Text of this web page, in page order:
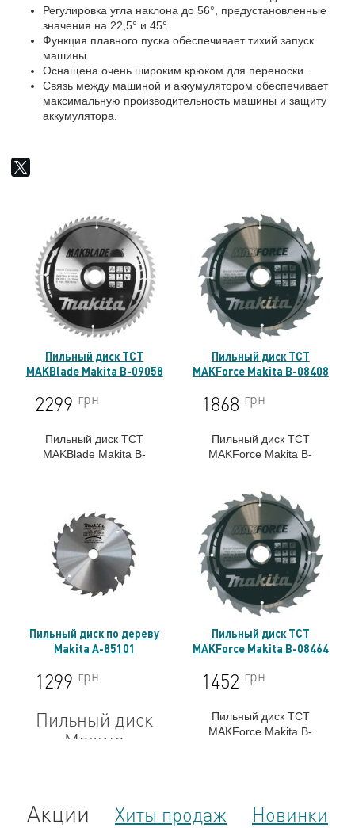
Регулировка угла наклона до 56°, предустановленные
значения на 22,5° и 45°.
Функция плавного пуска обеспечивает тихий запуск
машины.
Оснащена очень широким крюком для переноски.
Связь между машиной и аккумулятором обеспечивает
максимальную производительность машины и защиту
аккумулятора.
Пильный диск TCT
MAKBlade Makita B-09058
2299 грн
Пильный диск TCT
MAKBlade Makita B-
Пильный диск TCT
MAKForce Makita B-08408
1868 грн
Пильный диск TCT
MAKForce Makita B-
Пильный диск по дереву
Makita A-85101
1299 грн
Пильный диск
Макита
Пильный диск TCT
MAKForce Makita B-08464
1452 грн
Пильный диск TCT
MAKForce Makita B-
Акции Хиты продаж Новинки